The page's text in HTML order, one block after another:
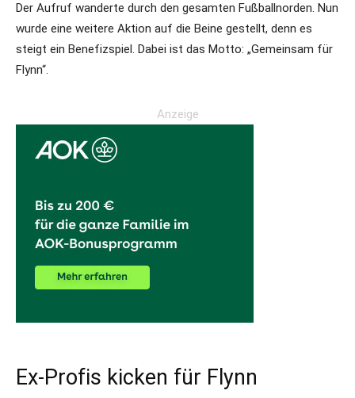
Der Aufruf wanderte durch den gesamten Fußballnorden. Nun
wurde eine weitere Aktion auf die Beine gestellt, denn es
steigt ein Benefizspiel. Dabei ist das Motto: „Gemeinsam für
Flynn“.
Anzeige
Ex-Profis kicken für Flynn